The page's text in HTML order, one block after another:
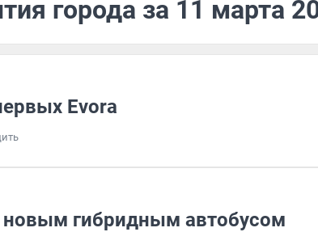
города за 11 марта
Evora
новым гибридным автобусом